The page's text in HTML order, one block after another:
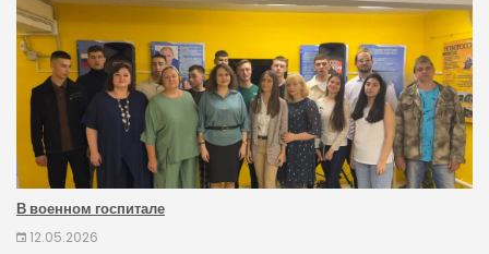
В военном госпитале
12.05.2026